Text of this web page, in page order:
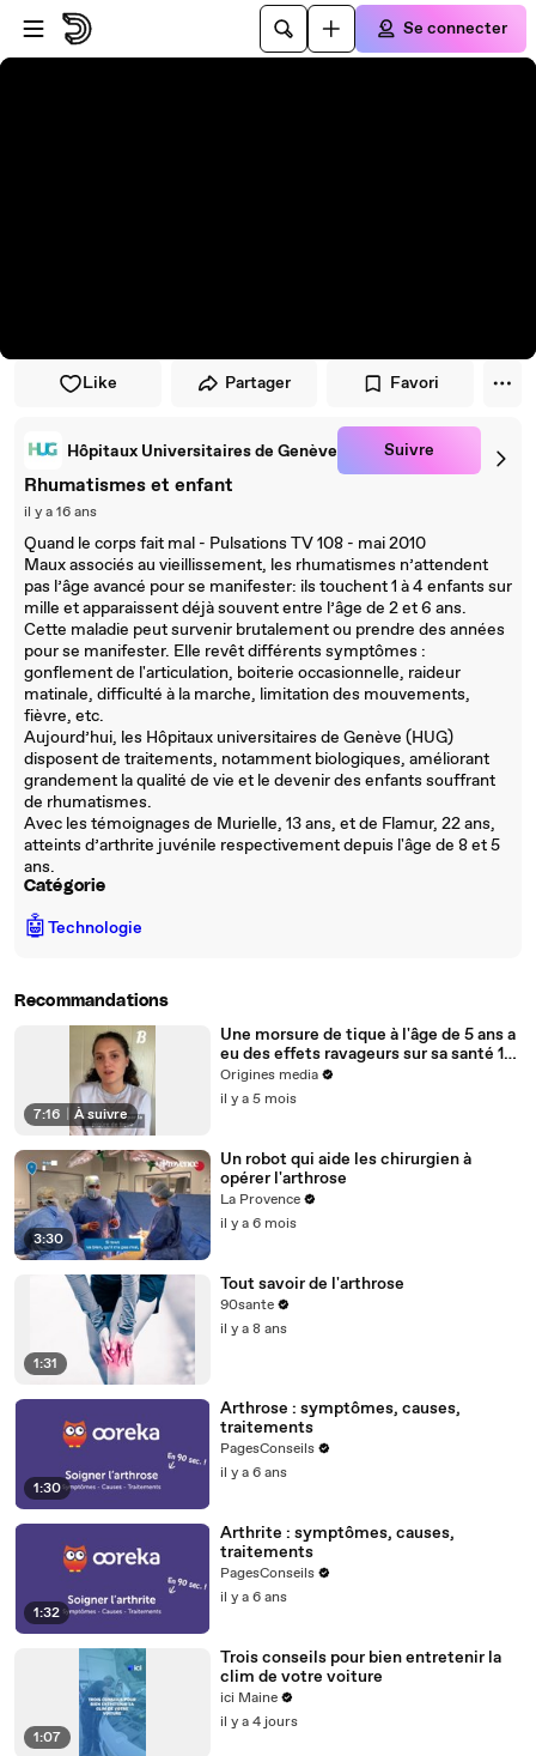
Passer au player
Passer au contenu principal
Se connecter
Like Partager Favori
Hôpitaux Universitaires de Genève Suivre
Rhumatismes et enfant
il y a 16 ans
Quand le corps fait mal - Pulsations TV 108 - mai 2010
Maux associés au vieillissement, les rhumatismes n’attendent
pas l’âge avancé pour se manifester: ils touchent 1 à 4 enfants sur
mille et apparaissent déjà souvent entre l’âge de 2 et 6 ans.
Cette maladie peut survenir brutalement ou prendre des années
pour se manifester. Elle revêt différents symptômes :
gonflement de l'articulation, boiterie occasionnelle, raideur
matinale, difficulté à la marche, limitation des mouvements,
fièvre, etc.
Aujourd’hui, les Hôpitaux universitaires de Genève (HUG)
disposent de traitements, notamment biologiques, améliorant
grandement la qualité de vie et le devenir des enfants souffrant
de rhumatismes.
Avec les témoignages de Murielle, 13 ans, et de Flamur, 22 ans,
atteints d’arthrite juvénile respectivement depuis l'âge de 8 et 5
ans.
Catégorie
🤖Technologie
Recommandations
7:16 À suivre
Une morsure de tique à l'âge de 5 ans a
eu des effets ravageurs sur sa santé 10
ans plus tard.
Origines media
il y a 5 mois
3:30
Un robot qui aide les chirurgien à
opérer l'arthrose
La Provence
il y a 6 mois
1:31
Tout savoir de l'arthrose
90sante
il y a 8 ans
1:30
Arthrose : symptômes, causes,
traitements
PagesConseils
il y a 6 ans
1:32
Arthrite : symptômes, causes,
traitements
PagesConseils
il y a 6 ans
1:07
Trois conseils pour bien entretenir la
clim de votre voiture
ici Maine
il y a 4 jours